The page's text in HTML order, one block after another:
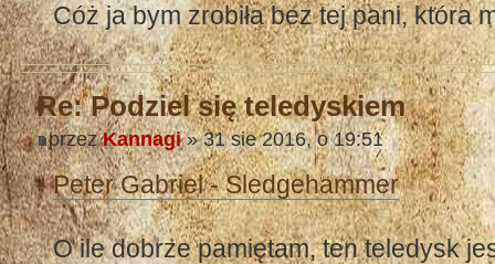
Cóż ja bym zrobiła bez tej pani, która
Re: Podziel się teledyskiem
przezKannagi» 31 sie 2016, o 19:51
Peter Gabriel - Sledgehammer
O ile dobrze pamiętam, ten teledysk